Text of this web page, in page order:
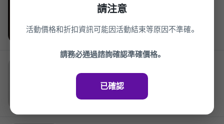
仁川 Aqua Peel_蝴蝶區 集中管理
27,500¥
2026.03.27 ~ 2027.03.27
發炎針管理
9,900¥
2026.03.27 ~ 2027.03.27
請注意
活動價格和折扣資訊可能因活動結束等原因不準確。
請務必通過諮詢確認準確價格。
已確認